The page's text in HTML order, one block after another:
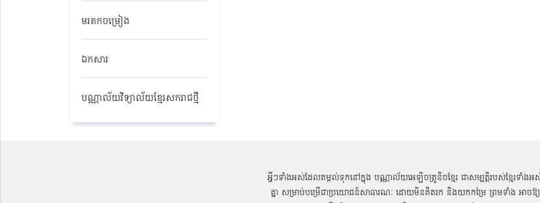
មរតកចម្រៀង
ឯកសារ
បណ្ណាល័យវិទ្យាល័យខ្មែរសករាជថ្មី​
អ្វីៗទាំងអស់ដែលតម្កល់ទុកនៅក្នុង បណ្ណាល័យអេឡិចត្រូនិចខ្មែរ ជាសម្បតិ្តរបស់ខ្មែរទាំងអ
គ្នា សម្រាប់បម្រើជាប្រយោជន៍សាធារណៈ ដោយមិនគិតរក និងយកកម្រៃ ព្រមទាំង អាចឱ្យ